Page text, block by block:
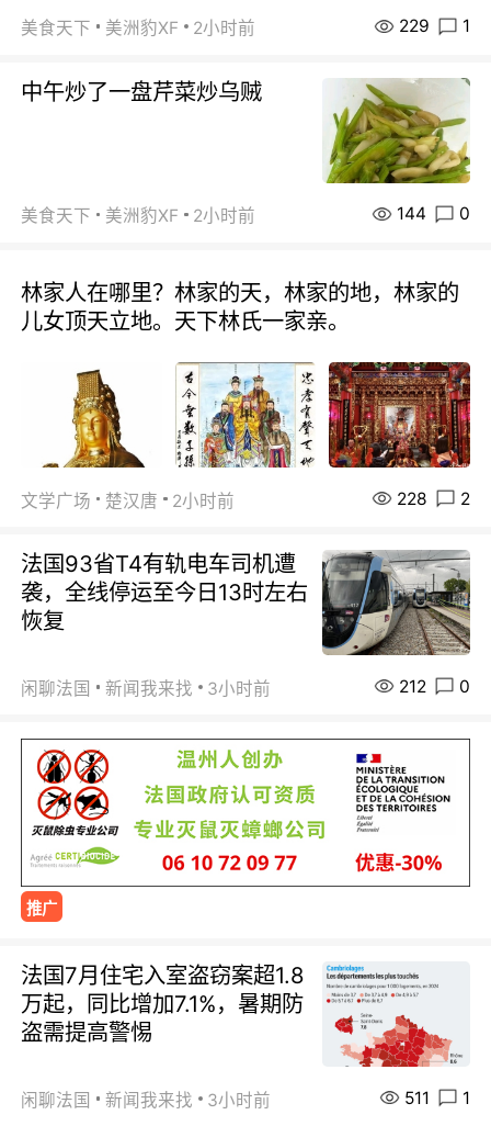
美食天下 美洲豹XF 2小时前 229 1
中午炒了一盘芹菜炒乌贼
美食天下 美洲豹XF 2小时前 144 0
林家人在哪里？林家的天，林家的地，林家的
儿女顶天立地。天下林氏一家亲。
文学广场 楚汉唐 2小时前 228 2
法国93省T4有轨电车司机遭
袭，全线停运至今日13时左右
恢复
闲聊法国 新闻我来找 3小时前 212 0
推广
法国7月住宅入室盗窃案超1.8
万起，同比增加7.1%，暑期防
盗需提高警惕
闲聊法国 新闻我来找 3小时前 511 1